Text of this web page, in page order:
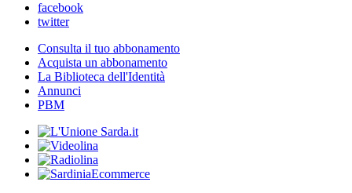
facebook
twitter
Consulta il tuo abbonamento
Acquista un abbonamento
La Biblioteca dell'Identità
Annunci
PBM